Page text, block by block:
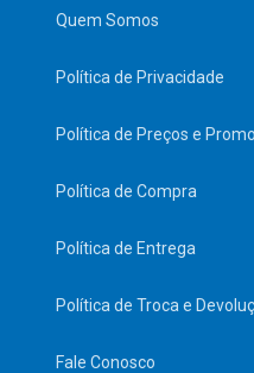
Quem Somos
Política de Privacidade
Política de Preços e
Política de Compra
Política de Entrega
Política de Troca e
Fale Conosco